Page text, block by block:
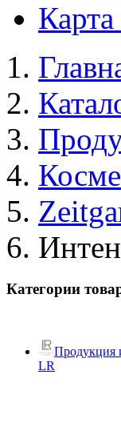
Карта
Категории
Продукция
LR